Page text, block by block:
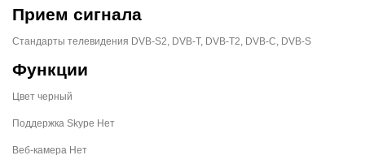
Прием сигнала
Стандарты телевидения DVB-S2, DVB-T, DVB-T2, DVB-C, DVB-S
Функции
Цвет черный
Поддержка Skype Нет
Веб-камера Нет